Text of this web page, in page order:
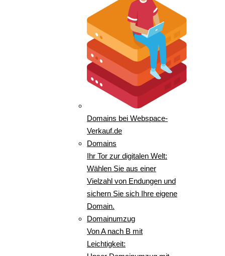
Domains bei Webspace-
Verkauf.de
Domains
Ihr Tor zur digitalen Welt:
Wählen Sie aus einer
Vielzahl von Endungen und
sichern Sie sich Ihre eigene
Domain.
Domainumzug
Von A nach B mit
Leichtigkeit: